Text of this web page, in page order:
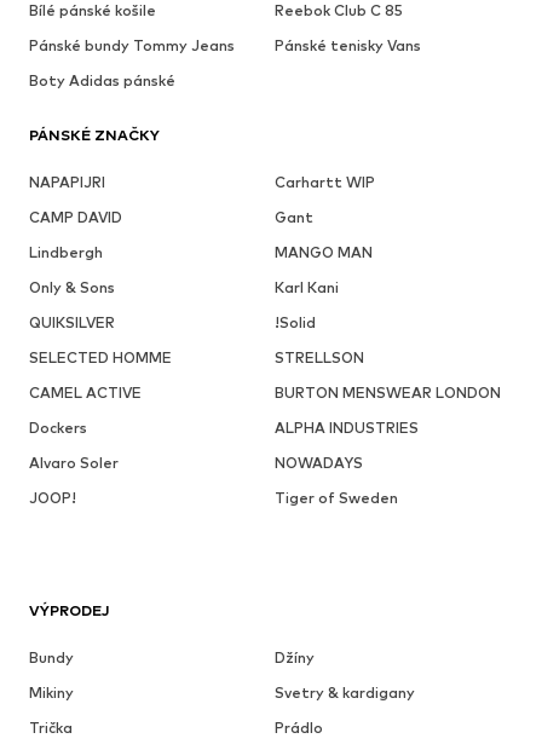
Bílé pánské košile
Reebok Club C 85
Pánské bundy Tommy Jeans
Pánské tenisky Vans
Boty Adidas pánské
PÁNSKÉ ZNAČKY
NAPAPIJRI
Carhartt WIP
CAMP DAVID
Gant
Lindbergh
MANGO MAN
Only & Sons
Karl Kani
QUIKSILVER
!Solid
SELECTED HOMME
STRELLSON
CAMEL ACTIVE
BURTON MENSWEAR LONDON
Dockers
ALPHA INDUSTRIES
Alvaro Soler
NOWADAYS
JOOP!
Tiger of Sweden
VÝPRODEJ
Bundy
Džíny
Mikiny
Svetry & kardigany
Trička
Prádlo